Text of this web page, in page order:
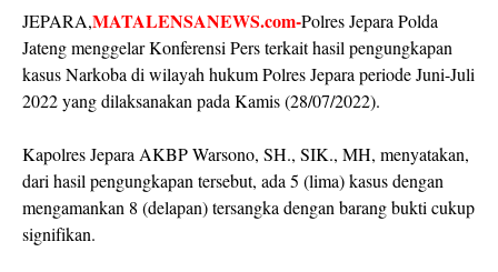
JEPARA,MATALENSANEWS.com-Polres Jepara Polda
Jateng menggelar Konferensi Pers terkait hasil pengungkapan
kasus Narkoba di wilayah hukum Polres Jepara periode Juni-Juli
2022 yang dilaksanakan pada Kamis (28/07/2022).
Kapolres Jepara AKBP Warsono, SH., SIK., MH, menyatakan,
dari hasil pengungkapan tersebut, ada 5 (lima) kasus dengan
mengamankan 8 (delapan) tersangka dengan barang bukti cukup
signifikan.